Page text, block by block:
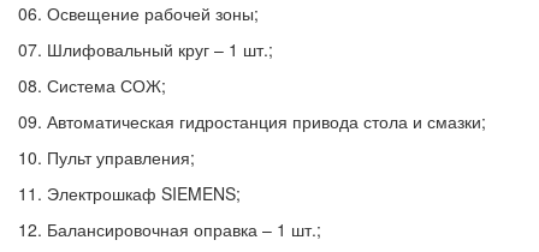
06. Освещение рабочей зоны;
07. Шлифовальный круг – 1 шт.;
08. Система СОЖ;
09. Автоматическая гидростанция привода стола и смазки;
10. Пульт управления;
11. Электрошкаф SIEMENS;
12. Балансировочная оправка – 1 шт.;